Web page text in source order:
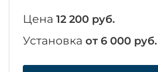
Цена 12 200 руб.
Установка от 6 000 руб.